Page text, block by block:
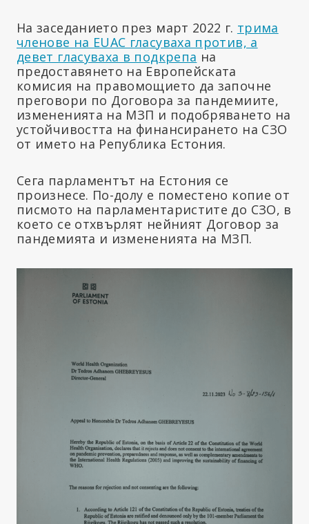
На заседанието през март 2022 г. трима
членове на EUAC гласуваха против, а
девет гласуваха в подкрепа на
предоставянето на Европейската
комисия на правомощието да започне
преговори по Договора за пандемиите,
измененията на МЗП и подобряването на
устойчивостта на финансирането на СЗО
от името на Република Естония.
Сега парламентът на Естония се
произнесе. По-долу е поместено копие от
писмото на парламентаристите до СЗО, в
което се отхвърлят нейният Договор за
пандемията и измененията на МЗП.